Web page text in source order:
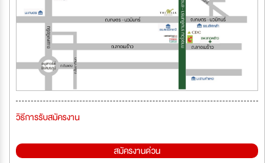
วิธีการรับสมัครงาน
สมัครงานด่วน